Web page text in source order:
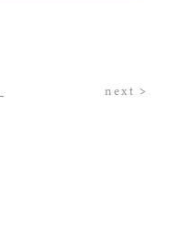
next >